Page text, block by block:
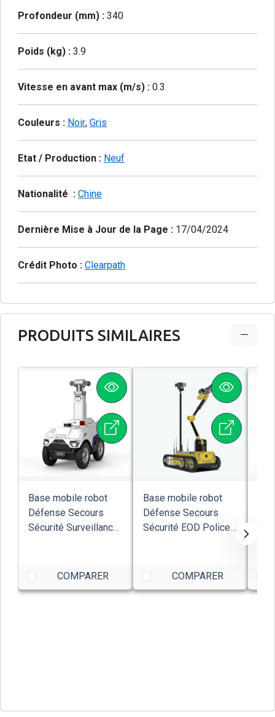
Profondeur (mm) : 340
Poids (kg) : 3.9
Vitesse en avant max (m/s) : 0.3
Couleurs : Noir, Gris
Etat / Production : Neuf
Nationalité : Chine
Dernière Mise à Jour de la Page : 17/04/2024
Crédit Photo : Clearpath
PRODUITS SIMILAIRES
Base mobile robot
Défense Secours
Sécurité Surveillance
COMPARER
Base mobile robot
Défense Secours
Sécurité EOD Police
COMPARER